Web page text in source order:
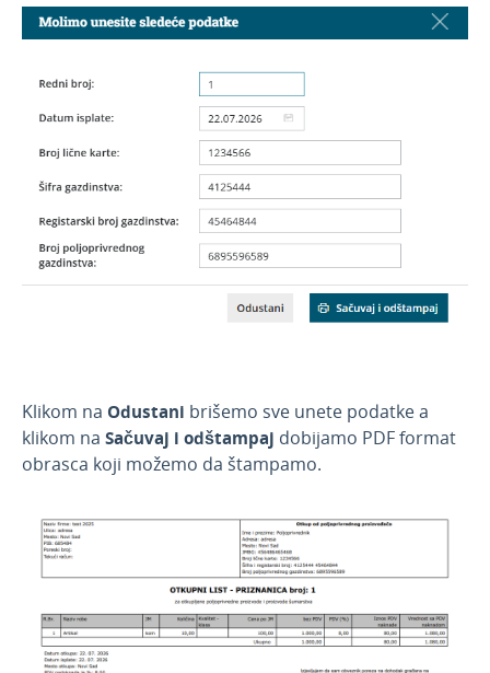
Klikom na Odustani brišemo sve unete podatke a
klikom na Sačuvaj i odštampaj dobijamo PDF format
obrasca koji možemo da štampamo.